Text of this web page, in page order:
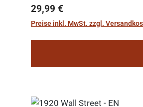
Regulärer Preis:
29,99 €
Preise inkl. MwSt. zzgl.